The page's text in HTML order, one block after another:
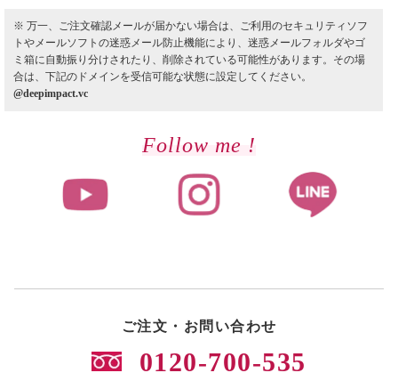
※ 万一、ご注文確認メールが届かない場合は、ご利用のセキュリティソフ
トやメールソフトの迷惑メール防止機能により、迷惑メールフォルダやゴ
ミ箱に自動振り分けされたり、削除されている可能性があります。その場
合は、下記のドメインを受信可能な状態に設定してください。
@deepimpact.vc
Follow me !
ご注文・お問い合わせ
0120-700-535